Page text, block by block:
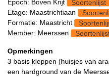
Epoch: Boven Krijt
Soortenlijst
Etage: Maastrichtiaan
Formatie: Maastricht
Member: Meerssen
Opmerkingen
3 basis kleppen (huisjes van
een hardground van de